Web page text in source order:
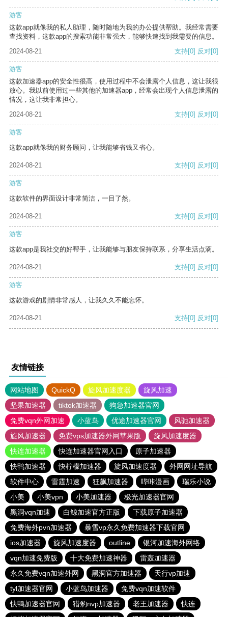
游客
这款app就像我的私人助理，随时随地为我的办公提供帮助。我经常需要
查找资料，这款app的搜索功能非常强大，能够快速找到我需要的信息。
2024-08-21
支持[0] 反对[0]
游客
这款加速器app的安全性很高，使用过程中不会泄露个人信息，这让我很
放心。我以前使用过一些其他的加速器app，经常会出现个人信息泄露的
情况，这让我非常担心。
2024-08-21
支持[0] 反对[0]
游客
这款app就像我的财务顾问，让我能够省钱又省心。
2024-08-21 支持[0] 反对[0]
游客
这款软件的界面设计非常简洁，一目了然。
2024-08-21 支持[0] 反对[0]
游客
这款app是我社交的好帮手，让我能够与朋友保持联系，分享生活点滴。
2024-08-21 支持[0] 反对[0]
游客
这款游戏的剧情非常感人，让我久久不能忘怀。
2024-08-21 支持[0] 反对[0]
友情链接
网站地图 QuickQ 旋风加速度器
旋风加速
坚果加速器
tiktok加速器
狗急加速器官网
免费vqn外网加速
小蓝鸟 优途加速器官网
风驰加速器
旋风加速器
免费vps加速器外网苹果版
旋风加速度器
快连加速器
快连加速器官网入口
原子加速器
快鸭加速器
快柠檬加速器 旋风加速度器
外网网址导航
软件中心
雷霆加速 狂飙加速器 哔咔漫画
瑞乐小说
小美
小美vpn 小美加速器
极光加速器官网
黑洞vqn加速
白鲸加速官方正版
下载原子加速器
免费海外pvn加速器
暴雪vp永久免费加速器下载官网
ios加速器
旋风加速度器 outline
银河加速海外网络
vqn加速免费版
十大免费加速神器
雷轰加速器
永久免费vqn加速外网
黑洞官方加速器
天行vp加速
tyl加速器官网
小蓝鸟加速器
免费vqn加速软件
快鸭加速器官网
猎豹nvp加速器 老王加速器
快连